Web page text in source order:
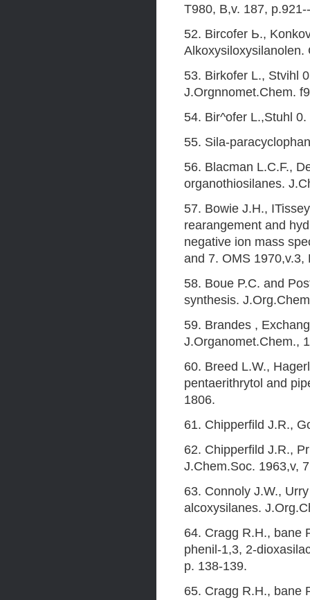
T980, B,v. 187,
52. Bircofer Ь.,
Alkoxysiloxysilanolen.
53. Birkofer L., Stvihl
J.Orgnnomet.Chem.
54. Bir^ofer L.,Stuhl
55. Sila-
56. Blacman L.C.F.,
organothiosilanes.
57. Bowie J.H.,
rearangement and
negative ion mass
and 7. OMS 1970,v.3,
58. Boue P.C. and
synthesis.
59. Brandes ,
J.Organomet.Chem.,
60. Breed L.W.,
pentaerithrytol and
1806.
61. Chipperfild J.R.,
62. Chipperfild J.R.,
J.Chem.Soc. 1963,v,
63. Connoly J.W.,
alcoxysilanes.
64. Cragg R.H., bane
phenil-1,3, 2-
p. 138-139.
65. Cragg R.H., bane